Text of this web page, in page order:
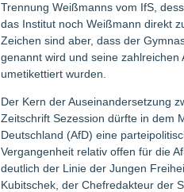
Trennung Weißmanns vom IfS,
das Institut noch Weißmann direkt
Zeichen sind aber, dass der
genannt wird und seine
umetikettiert wurden.
Der Kern der Auseinandersetzung
Zeitschrift Sezession dürfte in dem
Deutschland (AfD) eine
Vergangenheit relativ offen für die
deutlich der Linie der Jungen
Kubitschek, der Chefredakteur der